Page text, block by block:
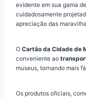
evidente em sua gama
cuidadosamente
apreciação das
O Cartão da Cidade de
conveniente ao
museus, tornando mais
Os produtos oficiais,